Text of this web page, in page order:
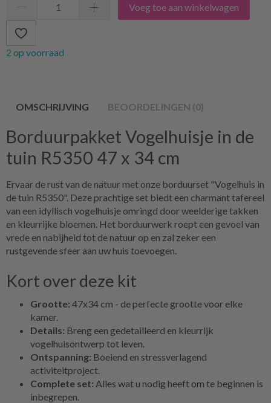
Voeg toe aan winkelwagen
2 op voorraad
OMSCHRIJVING BEOORDELINGEN (0)
Borduurpakket Vogelhuisje in de
tuin R5350 47 x 34 cm
Ervaar de rust van de natuur met onze borduurset "Vogelhuis in
de tuin R5350". Deze prachtige set biedt een charmant tafereel
van een idyllisch vogelhuisje omringd door weelderige takken
en kleurrijke bloemen. Het borduurwerk roept een gevoel van
vrede en nabijheid tot de natuur op en zal zeker een
rustgevende sfeer aan uw huis toevoegen.
Kort over deze kit
Grootte: 47x34 cm - de perfecte grootte voor elke
kamer.
Details: Breng een gedetailleerd en kleurrijk
vogelhuisontwerp tot leven.
Ontspanning: Boeiend en stressverlagend
activiteitproject.
Complete set: Alles wat u nodig heeft om te beginnen is
inbegrepen.